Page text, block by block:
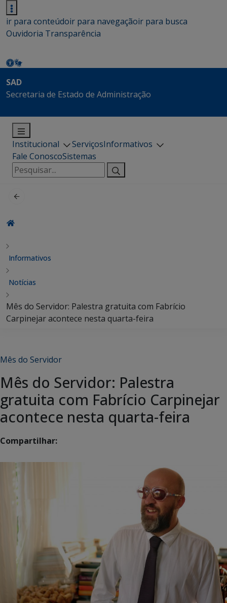
ir para conteúdoir para navegaçãoir para busca
Ouvidoria Transparência
SAD
Secretaria de Estado de Administração
Institucional ServiçosInformativos
Fale ConoscoSistemas
Pesquisar
por:
Informativos
Notícias
Mês do Servidor: Palestra gratuita com Fabrício
Carpinejar acontece nesta quarta-feira
Mês do Servidor
Mês do Servidor: Palestra
gratuita com Fabrício Carpinejar
acontece nesta quarta-feira
Compartilhar: